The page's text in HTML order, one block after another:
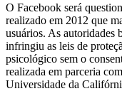
O Facebook será
realizado em 2012 que
usuários. As autoridades
infringiu as leis de
psicológico sem o
realizada em parceria
Universidade da